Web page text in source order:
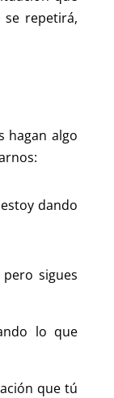
repetirá,
hagan algo
dando
sigues
lo que
que tú